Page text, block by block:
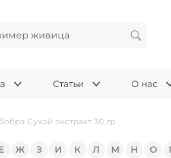
Статьи О нас
Сухой экстракт 30 гр
Ж З И К Л М Н О